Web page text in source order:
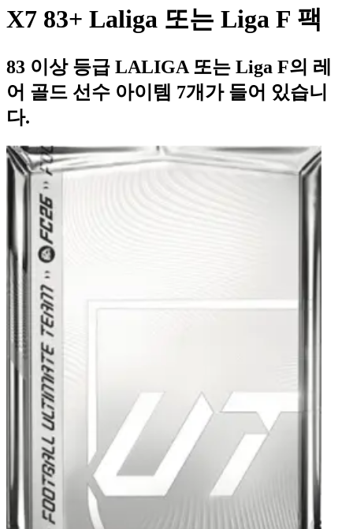
X7 83+ Laliga 또는 Liga F 팩
83 이상 등급 LALIGA 또는 Liga F의 레
어 골드 선수 아이템 7개가 들어 있습니
다.